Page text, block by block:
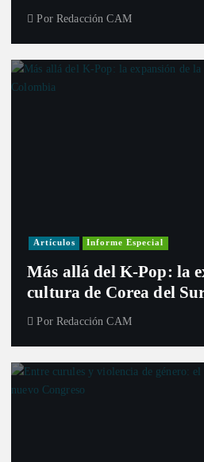
Por Redacción CAM
Artículos Informe Especial
Más allá del K-Pop: la
cultura de Corea del
Por Redacción CAM